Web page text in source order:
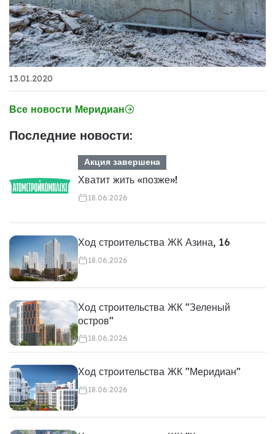
13.01.2020
Все новости Меридиан
Последние новости:
Акция завершена
Хватит жить «позже»!
18.06.2026
Ход строительства ЖК Азина, 16
18.06.2026
Ход строительства ЖК "Зеленый
остров"
18.06.2026
Ход строительства ЖК "Меридиан"
18.06.2026